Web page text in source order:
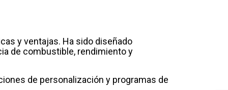
y ventajas. Ha sido diseñado
de combustible, rendimiento y
de personalización y programas de